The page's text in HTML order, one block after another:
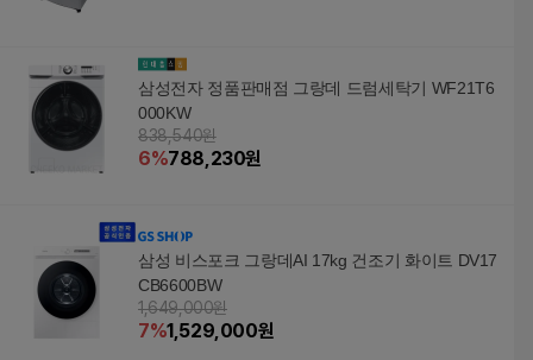
삼성전자 정품판매점 그랑데 드럼세탁기 WF21T6
000KW
838,540원
6%788,230원
삼성 비스포크 그랑데AI 17kg 건조기 화이트 DV17
CB6600BW
1,649,000원
7%1,529,000원